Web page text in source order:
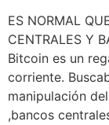
ES NORMAL
CENTRALES Y
Bitcoin es un
corriente.
manipulación
,bancos